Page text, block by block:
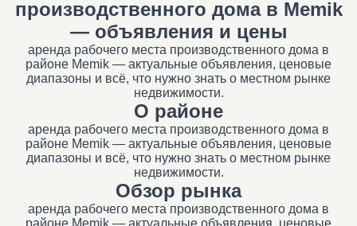
производственного дома в Memik
— объявления и цены
аренда рабочего места производственного дома в
районе Memik — актуальные объявления, ценовые
диапазоны и всё, что нужно знать о местном рынке
недвижимости.
О районе
аренда рабочего места производственного дома в
районе Memik — актуальные объявления, ценовые
диапазоны и всё, что нужно знать о местном рынке
недвижимости.
Обзор рынка
аренда рабочего места производственного дома в
районе Memik — актуальные объявления, ценовые